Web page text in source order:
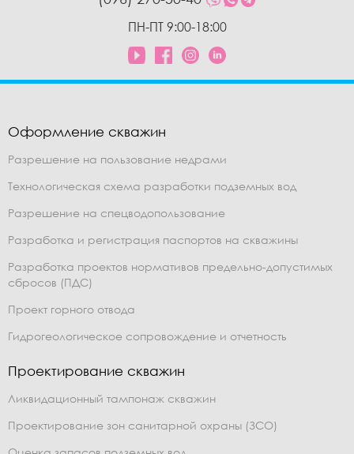
ПН-ПТ 9:00-18:00
Оформление скважин
Разрешение на пользование недрами
Технологическая схема разработки подземных вод
Разрешение на спецводопользование
Разработка и регистрация паспортов на скважины
Разработка проектов нормативов предельно-допустимых
сбросов (ПДС)
Проект горного отвода
Гидрогеологическое сопровождение и отчетность
Проектирование скважин
Ликвидационный тампонаж скважин
Проектирование зон санитарной охраны (ЗСО)